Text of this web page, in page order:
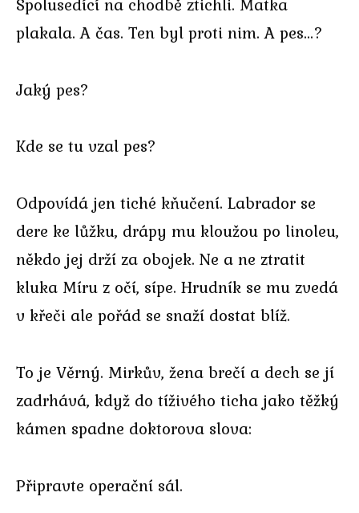
plakala. A čas. Ten byl proti nim. A pes…?
Jaký pes?
Kde se tu vzal pes?
Odpovídá jen tiché kňučení. Labrador se
dere ke lůžku, drápy mu kloužou po linoleu,
někdo jej drží za obojek. Ne a ne ztratit
kluka Míru z očí, sípe. Hrudník se mu zvedá
v křeči ale pořád se snaží dostat blíž.
To je Věrný. Mirkův, žena brečí a dech se jí
zadrhává, když do tíživého ticha jako těžký
kámen spadne doktorova slova:
Připravte operační sál.